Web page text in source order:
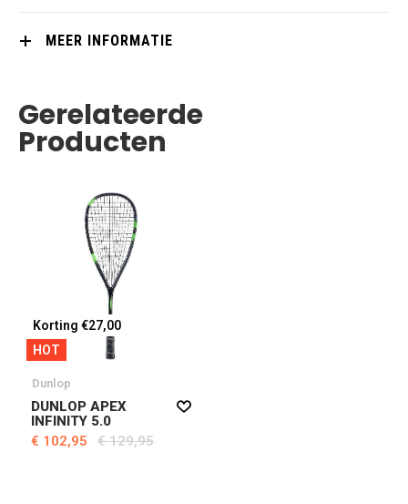
MEER INFORMATIE
Gerelateerde
Producten
Korting €27,00
HOT
Dunlop
DUNLOP APEX
INFINITY 5.0
€ 102,95
€ 129,95